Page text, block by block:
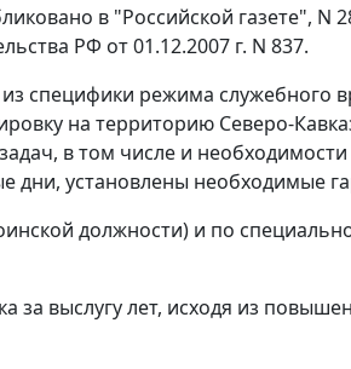
в "Российской газете", N
РФ от 01.12.2007 г. N 837.
специфики режима служебного
на территорию Северо-
в том числе и
дни, установлены необходимые
должности) и по
за выслугу лет, исходя из